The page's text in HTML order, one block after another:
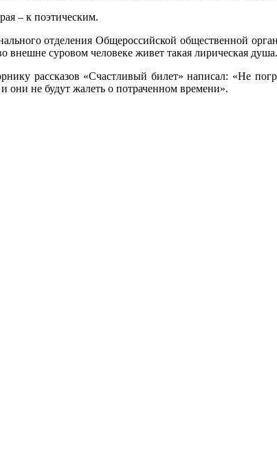
– к поэтическим.
отделения Общероссийской общественной
суровом человеке живет такая лирическая душа.
рассказов «Счастливый билет» написал: «Не
они не будут жалеть о потраченном времени».